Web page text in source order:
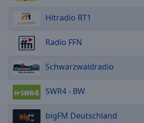
Hitradio RT1
Radio FFN
Schwarzwaldradio
SWR4 - BW
bigFM Deutschland